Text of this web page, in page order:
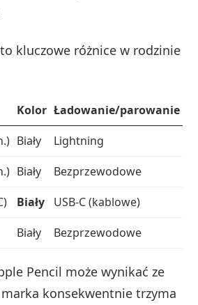
kluczowe różnice w rodzinie
Kolor Ładowanie/parowanie
Biały Lightning
Biały Bezprzewodowe
Biały USB‑C (kablowe)
Biały Bezprzewodowe
Pencil może wynikać ze
konsekwentnie trzyma